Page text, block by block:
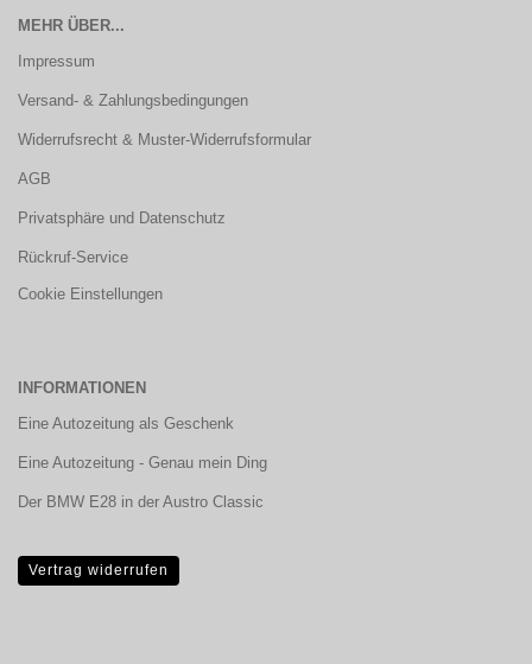
MEHR ÜBER...
Impressum
Versand- & Zahlungsbedingungen
Widerrufsrecht & Muster-Widerrufsformular
AGB
Privatsphäre und Datenschutz
Rückruf-Service
Cookie Einstellungen
INFORMATIONEN
Eine Autozeitung als Geschenk
Eine Autozeitung - Genau mein Ding
Der BMW E28 in der Austro Classic
Vertrag widerrufen